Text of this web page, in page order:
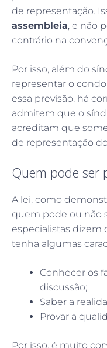
de representação.
assembleia, e não
contrário na
Por isso, além do
representar o
essa previsão, há
admitem que o
acreditam que
de representação
Quem pode ser
A lei, como
quem pode ou não
especialistas dizem
tenha algumas
Conhecer os
discussão;
Saber a
Provar a
Por isso, é muito